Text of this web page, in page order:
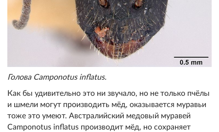
Голова Camponotus inflatus.
Как бы удивительно это ни звучало, но не только пчёлы
и шмели могут производить мёд, оказывается муравьи
тоже это умеют. Австралийский медовый муравей
Camponotus inflatus производит мёд, но сохраняет